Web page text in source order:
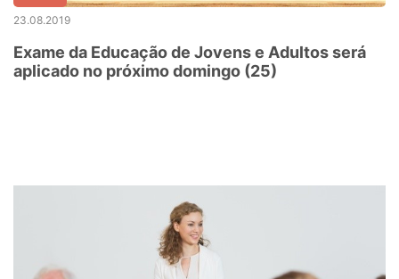
23.08.2019
Exame da Educação de Jovens e Adultos será
aplicado no próximo domingo (25)